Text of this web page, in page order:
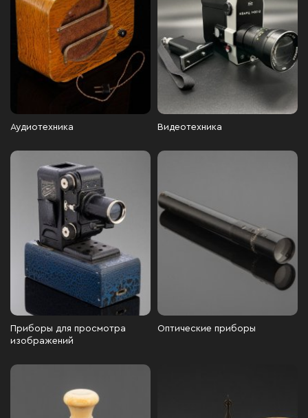
Аудиотехника Видеотехника
Приборы для просмотра
изображений
Оптические приборы